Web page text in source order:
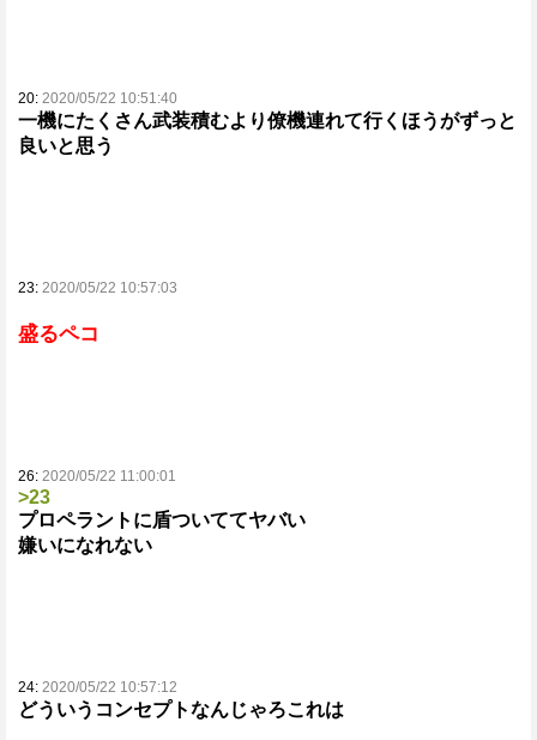
20: 2020/05/22 10:51:40
一機にたくさん武装積むより僚機連れて行くほうがずっと
良いと思う
23: 2020/05/22 10:57:03
盛るペコ
26: 2020/05/22 11:00:01
>23
プロペラントに盾ついててヤバい
嫌いになれない
24: 2020/05/22 10:57:12
どういうコンセプトなんじゃろこれは